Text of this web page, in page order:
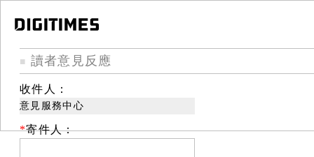
■ 讀者意見反應
收件人：
意見服務中心
*寄件人：